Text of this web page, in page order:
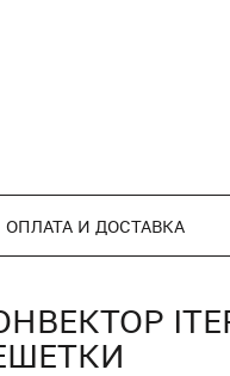
ОПЛАТА И ДОСТАВКА